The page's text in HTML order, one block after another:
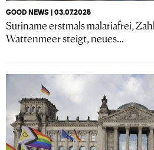
GOOD NEWS | 03.07.2025
Suriname erstmals malariafrei,
Wattenmeer steigt, neues...